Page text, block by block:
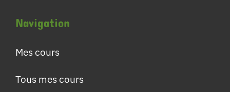
Navigation
Mes cours
Tous mes cours